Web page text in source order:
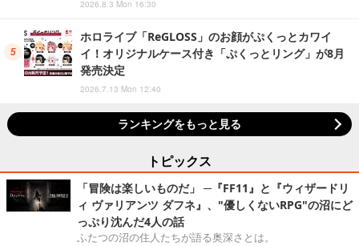
2026.8.3 Mon 16:30
ホロライブ「ReGLOSS」のお顔がぷくっとカワイ
イ！オリジナルケース付き「ぷくっとリング」が8月
発売決定
2026.7.13 Mon 12:40
ランキングをもっと見る
トピックス
「冒険は楽しいものだ」 ─『FF11』と『ウィザードリ
ィ ヴァリアンツ ダフネ』、"優しくないRPG"の沼にど
っぷり沈んだ4人の話
ふたつの沼の住人たちが語る奥深さとは。